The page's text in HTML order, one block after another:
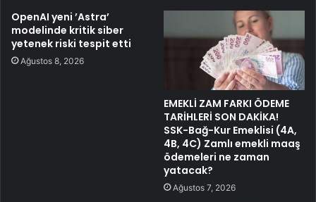
OpenAI yeni ’Astra’
modelinde kritik siber
yetenek riski tespit etti
Ağustos 8, 2026
EMEKLİ ZAM FARKI ÖDEME
TARİHLERİ SON DAKİKA!
SSK-Bağ-Kur Emeklisi (4A,
4B, 4C) Zamlı emekli maaş
ödemeleri ne zaman
yatacak?
Ağustos 7, 2026